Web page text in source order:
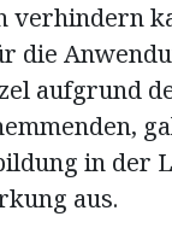
verhindern
die
aufgrund
in der
aus.